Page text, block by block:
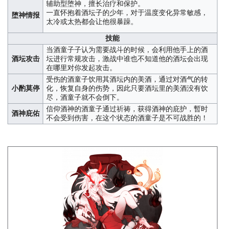
堕神情报
辅助型堕神，擅长治疗和保护。
一直怀抱着酒坛子的少年，对于温度变化异常敏感，
太冷或太热都会让他很暴躁。
技能
酒坛攻击
当酒童子子认为需要战斗的时候，会利用他手上的酒
坛进行常规攻击，激战中谁也不知道他的酒坛会出现
在哪里对你发起攻击。
小酌莫停
受伤的酒童子饮用其酒坛内的美酒，通过对酒气的转
化，恢复自身的伤势，因此只要酒坛里的美酒没有饮
尽，酒童子就不会倒下。
酒神庇佑
信仰酒神的酒童子通过祈祷，获得酒神的庇护，暫时
不会受到伤害，在这个状态的酒童子是不可战胜的！